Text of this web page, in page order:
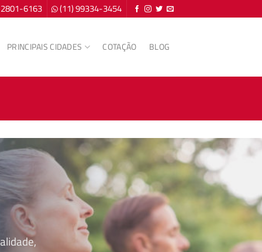
6163 (11) 99334-3454
PRINCIPAIS CIDADES COTAÇÃO BLOG